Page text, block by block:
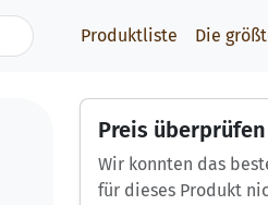
Produktliste Die
Preis überprüfen
Wir konnten das
für dieses Produkt